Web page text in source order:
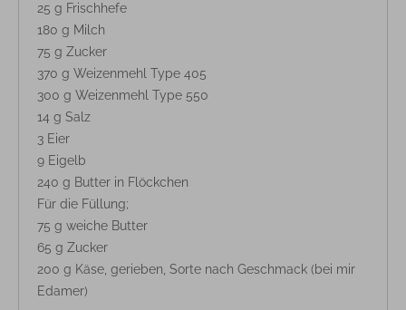
25 g Frischhefe
180 g Milch
75 g Zucker
370 g Weizenmehl Type 405
300 g Weizenmehl Type 550
14 g Salz
3 Eier
9 Eigelb
240 g Butter in Flöckchen
Für die Füllung;
75 g weiche Butter
65 g Zucker
200 g Käse, gerieben, Sorte nach Geschmack (bei mir
Edamer)